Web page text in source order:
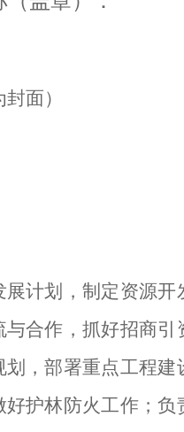
封面）
计划，制定资源
合作，抓好招商
，部署重点工程
护林防火工作；